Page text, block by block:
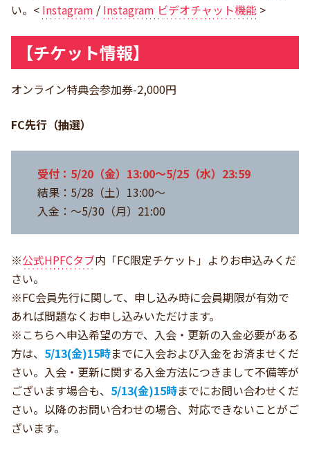
い。< Instagram / Instagram ビデオチャット機能 >
【チケット情報】
オンライン特典会参加券-2,000円
FC先行（抽選）
受付：5/20（金）13:00～5/25（水）23:59
結果：5/28（土）13:00～
入金：～5/30（月）21:00
※公式HPFCタブ内「FC限定チケット」よりお申込みくだ
さい。
※FC会員先行に関して、申し込み時に会員期限が有効で
あれば問題なくお申し込みいただけます。
※こちらへ申込希望の方で、入会・更新の入金必要がある
方は、 5/13(金)15時までに入会および入金をお済ませくだ
さい。入会・更新に関する入金方法につきまして不備等が
ございます場合も、 5/13(金)15時までにお問い合わせくだ
さい。以降のお問い合わせの場合、対応できないことがご
ざいます。